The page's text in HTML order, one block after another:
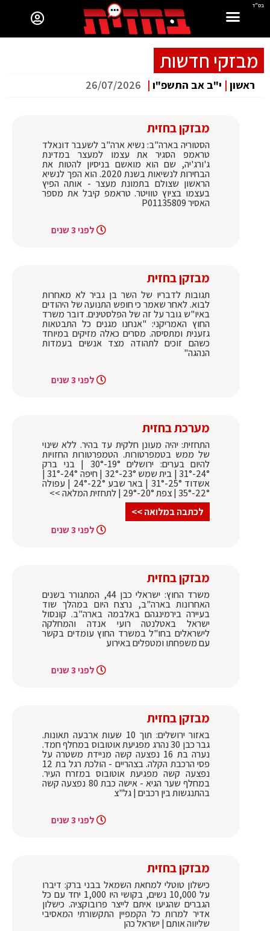
בס"ד
מבזקי חדשות
ראשון | י"ב אב התשפ"ו |
26/07/2026
מבזקן בחזית
הסטוריה בארה"ב: נשיא ארה"ב לשעבר דונאלד
טראמפ הסגיר את עצמו למעצר במדינת
ג'ורג'יה, שם הוא מואשם בניסיון להטות את
הבחירות לנשיאות בשנת 2020. הוא הפך לנשיא
הראשון שצולם בתמונת מעצר - אותה הפיץ
בעצמו בציוץ טוויטר. טראמפ קיבל את מספר
האסיר P01135809
לפני 3 שנים
מבזקן בחזית
תגובות לדבריו של השר בן גביר לא מאחרות
לבוא. לאחר שאמר כי חופש התנועה של היהודים
באיו"ש גובר על זה של הפלסטינים. דובר משרד
החוץ האמריקני: "אנחנו מגנים כל התבטאות
גזענית ומתסיסה. מסרים כאלה מזיקים במיוחד
כשהם זוכים לתהודה מצד אנשים בעמדות
הנהגה"
לפני 3 שנים
מערכת בחזית
התחזית: יהיה מעונן חלקית עד בהיר. ללא שינוי
של ממש בטמפרטורות. הטמפרטורות החזויות
להיום בערים: ירושלים 19°-30° | בני ברק
24°-31° | בית שמש 23°-32° | חיפה 24°-31° |
אשדוד 25°-31° | באר שבע 22°-24° | עפולה
22°-35° | צפת 20°-29° | לתחזית המלאה >>
לכתבה במלואה >>
לפני 3 שנים
מבזקן בחזית
משרד החוץ: ישראלי כבן 44, המתגורר בשנים
האחרונות בארה"ב, נרצח היום במהלך שוד
בעיירה בירמינגהם באלבמה בארה"ב. קונסול
ישראל באטלנטה רועי אנדה והמחלקה
לישראלים בחו"ל במשרד החוץ עומדים בקשר
עם משפחתו ומטפלים באירוע
לפני 3 שנים
מבזקן בחזית
באזור ירושלים: תוך 10 שעות ארבעה תאונות.
גבר כבן 30 נהרג מפגיעת אוטובוס במחלף חמד.
נערה בת 16 נפצעה קשה מניידת משטרה על
פסי הרכבת הקלה. בצהריים - הולכת רגל בת 12
נפצעה קשה מפגיעת אוטובוס במזרח העיר.
במחלף שער הגיא - אישה כבת 80 נפצעה קשה
בהתנגשות בין רכבים | גל"צ
לפני 3 שנים
מבזקן בחזית
כישלון טוטלי למחאת השמאל בבני ברק: דיברו
על 10,000 נשים, בקושי היו 1,000 יחד עם כל
הגברים שהגיעו איתם לייצר פרובוקציה. כישלון
אדיר למרות כל הקמפיין התקשורתי המאסיבי
שליווה אותם | ישראל כהן